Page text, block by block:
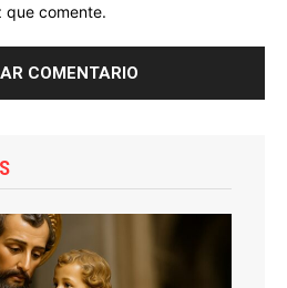
que comente.